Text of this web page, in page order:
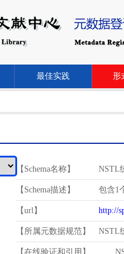
最佳实践 形
【Schema名称】 NSTL
【Schema描述】 包含1
【url】 http://
【所属元数据规范】 NSTL
【在线验证和引用】